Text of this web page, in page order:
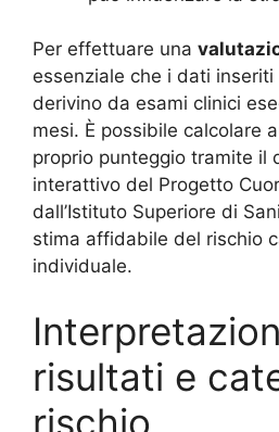
Per effettuare una
essenziale che i dati inseriti
derivino da esami clinici
mesi. È possibile calcolare
proprio punteggio tramite il
interattivo del Progetto
dall’Istituto Superiore di
stima affidabile del rischio
individuale.
risultati e
rischio